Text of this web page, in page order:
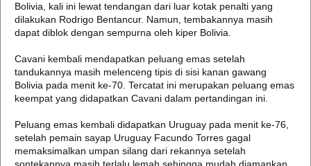
Bolivia, kali ini lewat tendangan dari luar kotak penalti yang
dilakukan Rodrigo Bentancur. Namun, tembakannya masih
dapat diblok dengan sempurna oleh kiper Bolivia.
Cavani kembali mendapatkan peluang emas setelah
tandukannya masih melenceng tipis di sisi kanan gawang
Bolivia pada menit ke-70. Tercatat ini merupakan peluang emas
keempat yang didapatkan Cavani dalam pertandingan ini.
Peluang emas kembali didapatkan Uruguay pada menit ke-76,
setelah pemain sayap Uruguay Facundo Torres gagal
memaksimalkan umpan silang dari rekannya setelah